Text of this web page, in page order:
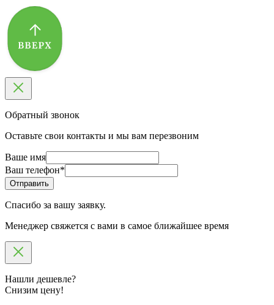
Обратный звонок
Оставьте свои контакты и мы вам перезвоним
Ваше имя
Ваш телефон*
Спасибо за вашу заявку.
Менеджер свяжется с вами в самое ближайшее время
Нашли дешевле?
Снизим цену!